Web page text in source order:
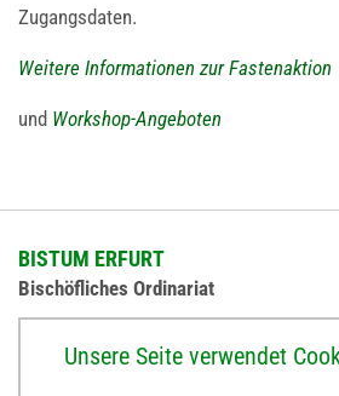
Zugangsdaten.
Weitere Informationen zur Fastenaktion
und Workshop-Angeboten
BISTUM ERFURT
Bischöfliches Ordinariat
Unsere Seite verwendet